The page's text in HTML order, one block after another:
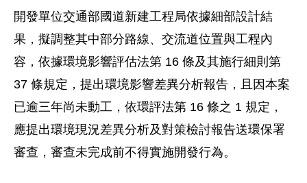
開發單位交通部國道新建工程局依據細部設計結
果，擬調整其中部分路線、交流道位置與工程內
容，依據環境影響評估法第 16 條及其施行細則第
37 條規定，提出環境影響差異分析報告，且因本案
已逾三年尚未動工，依環評法第 16 條之 1 規定，
應提出環境現況差異分析及對策檢討報告送環保署
審查，審查未完成前不得實施開發行為。